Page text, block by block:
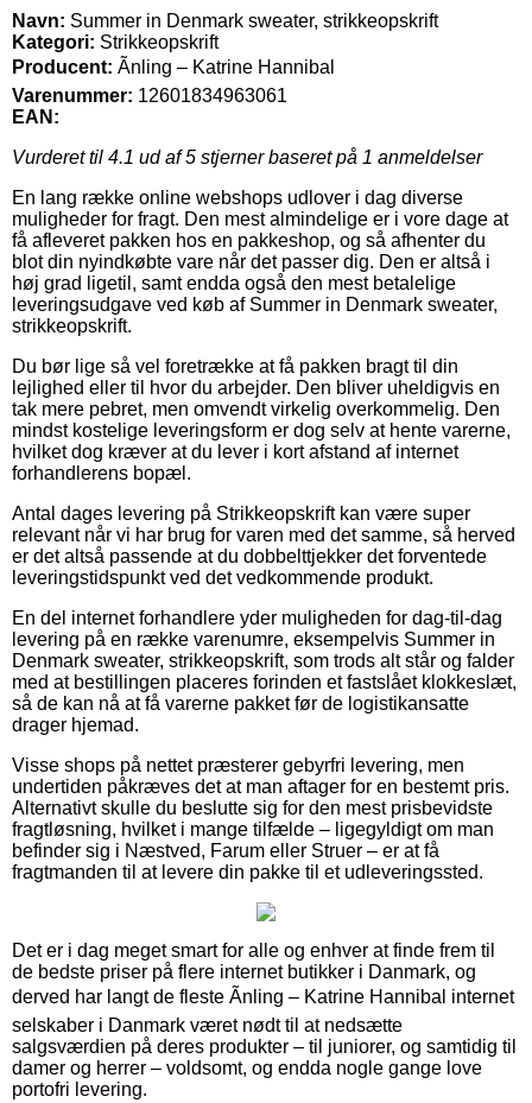
Navn: Summer in Denmark sweater, strikkeopskrift
Kategori: Strikkeopskrift
Producent: Ãnling – Katrine Hannibal
Varenummer: 12601834963061
EAN:
Vurderet til 4.1 ud af 5 stjerner baseret på 1 anmeldelser
En lang række online webshops udlover i dag diverse
muligheder for fragt. Den mest almindelige er i vore dage at
få afleveret pakken hos en pakkeshop, og så afhenter du
blot din nyindkøbte vare når det passer dig. Den er altså i
høj grad ligetil, samt endda også den mest betalelige
leveringsudgave ved køb af Summer in Denmark sweater,
strikkeopskrift.
Du bør lige så vel foretrække at få pakken bragt til din
lejlighed eller til hvor du arbejder. Den bliver uheldigvis en
tak mere pebret, men omvendt virkelig overkommelig. Den
mindst kostelige leveringsform er dog selv at hente varerne,
hvilket dog kræver at du lever i kort afstand af internet
forhandlerens bopæl.
Antal dages levering på Strikkeopskrift kan være super
relevant når vi har brug for varen med det samme, så herved
er det altså passende at du dobbelttjekker det forventede
leveringstidspunkt ved det vedkommende produkt.
En del internet forhandlere yder muligheden for dag-til-dag
levering på en række varenumre, eksempelvis Summer in
Denmark sweater, strikkeopskrift, som trods alt står og falder
med at bestillingen placeres forinden et fastslået klokkeslæt,
så de kan nå at få varerne pakket før de logistikansatte
drager hjemad.
Visse shops på nettet præsterer gebyrfri levering, men
undertiden påkræves det at man aftager for en bestemt pris.
Alternativt skulle du beslutte sig for den mest prisbevidste
fragtløsning, hvilket i mange tilfælde – ligegyldigt om man
befinder sig i Næstved, Farum eller Struer – er at få
fragtmanden til at levere din pakke til et udleveringssted.
Det er i dag meget smart for alle og enhver at finde frem til
de bedste priser på flere internet butikker i Danmark, og
derved har langt de fleste Ãnling – Katrine Hannibal internet
selskaber i Danmark været nødt til at nedsætte
salgsværdien på deres produkter – til juniorer, og samtidig til
damer og herrer – voldsomt, og endda nogle gange love
portofri levering.